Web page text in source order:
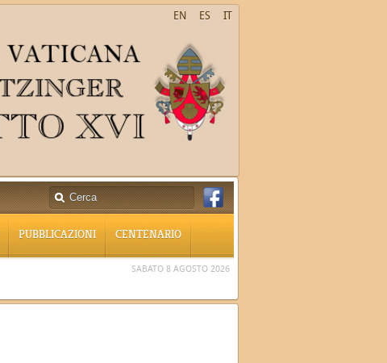
IT
ES
EN
PUBBLICAZIONI CENTENARIO
SABATO 8 AGOSTO 2026